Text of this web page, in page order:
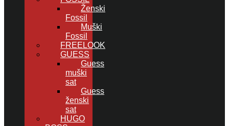
Ženski
Fossil
Muški
Fossil
FREELOOK
GUESS
Guess
muški
sat
Guess
ženski
sat
HUGO